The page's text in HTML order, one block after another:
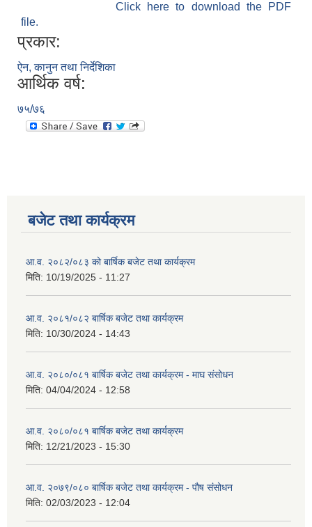
Click here to download the PDF
file.
प्रकार:
ऐन, कानुन तथा निर्देशिका
आर्थिक वर्ष:
७५/७६
बजेट तथा कार्यक्रम
आ.व. २०८२/०८३ को बार्षिक बजेट तथा कार्यक्रम
मिति: 10/19/2025 - 11:27
आ.व. २०८१/०८२ बार्षिक बजेट तथा कार्यक्रम
मिति: 10/30/2024 - 14:43
आ.व. २०८०/०८१ बार्षिक बजेट तथा कार्यक्रम - माघ संसोधन
मिति: 04/04/2024 - 12:58
आ.व. २०८०/०८१ बार्षिक बजेट तथा कार्यक्रम
मिति: 12/21/2023 - 15:30
आ.व. २०७९/०८० बार्षिक बजेट तथा कार्यक्रम - पौष संसोधन
मिति: 02/03/2023 - 12:04